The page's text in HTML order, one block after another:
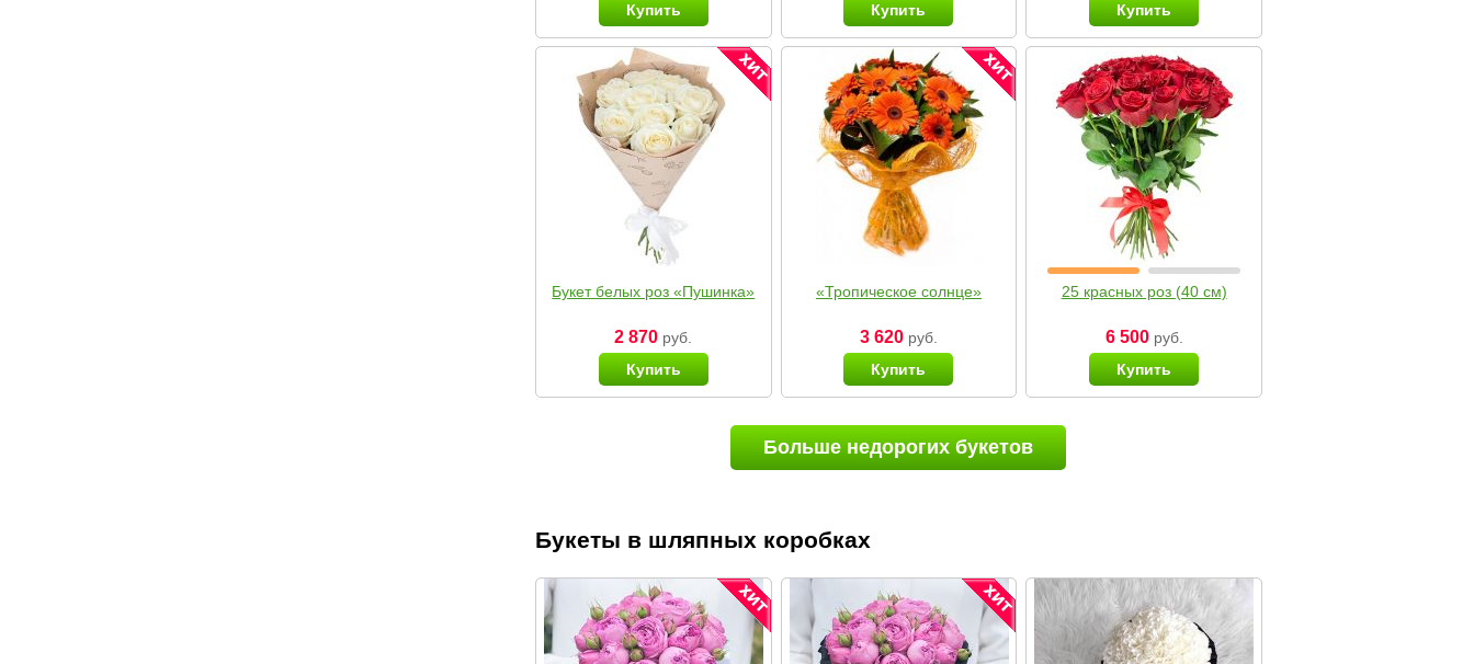
Купить
Купить
Купить
Букет белых роз «Пушинка»
2 870 руб.
Купить
«Тропическое солнце»
3 620руб.
Купить
25 красных роз (40 см)
6 500руб.
Купить
Больше недорогих букетов
Букеты в шляпных коробках